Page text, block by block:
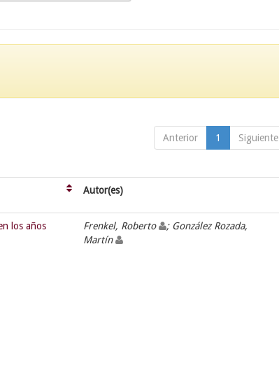
Anterior 1 Siguiente
Autor(es)
los años
Frenkel, Roberto
; González Rozada,
Martín